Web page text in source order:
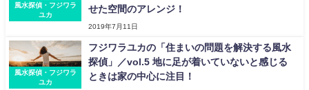
風水探偵・フジワラ
ユカ
せた空間のアレンジ！
2019年7月11日
風水探偵・フジワラ
ユカ
フジワラユカの「住まいの問題を解決する風水
探偵」／vol.5 地に足が着いていないと感じる
ときは家の中心に注目！